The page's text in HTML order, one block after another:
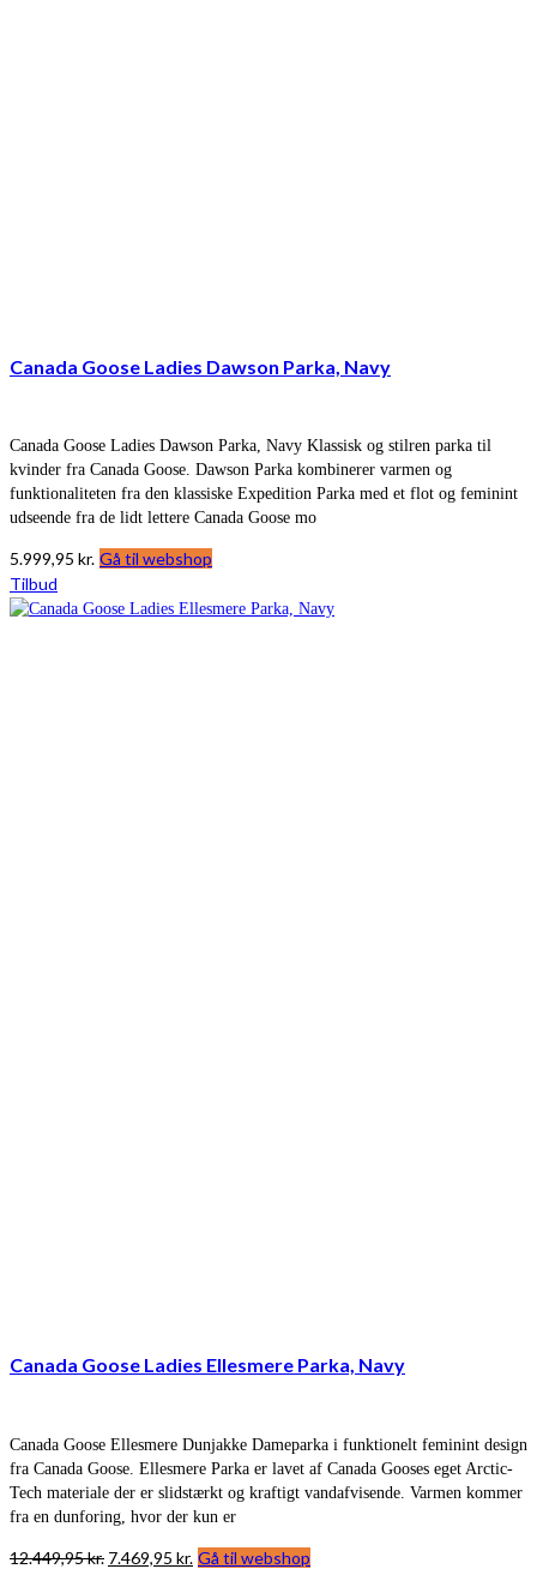
Canada Goose Ladies Dawson Parka, Navy
Canada Goose Ladies Dawson Parka, Navy Klassisk og stilren parka til
kvinder fra Canada Goose. Dawson Parka kombinerer varmen og
funktionaliteten fra den klassiske Expedition Parka med et flot og feminint
udseende fra de lidt lettere Canada Goose mo
5.999,95 kr. Gå til webshop
Tilbud
Canada Goose Ladies Ellesmere Parka, Navy
Canada Goose Ellesmere Dunjakke Dameparka i funktionelt feminint design
fra Canada Goose. Ellesmere Parka er lavet af Canada Gooses eget Arctic-
Tech materiale der er slidstærkt og kraftigt vandafvisende. Varmen kommer
fra en dunforing, hvor der kun er
12.449,95kr. Den
7.469,95 kr. Den
Gå til webshop